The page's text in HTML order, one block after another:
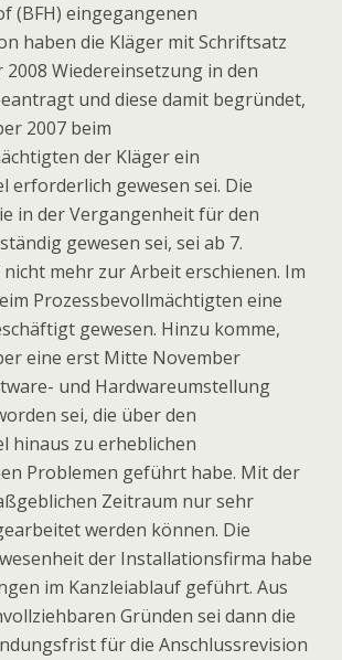
(BFH) eingegangenen
haben die Kläger mit Schriftsatz
2008 Wiedereinsetzung in den
und diese damit begründet,
2007 beim
der Kläger ein
erforderlich gewesen sei. Die
in der Vergangenheit für den
gewesen sei, sei ab 7.
nicht mehr zur Arbeit erschienen. Im
Prozessbevollmächtigten eine
gewesen. Hinzu komme,
eine erst Mitte November
und Hardwareumstellung
sei, die über den
hinaus zu erheblichen
Problemen geführt habe. Mit der
Zeitraum nur sehr
werden können. Die
der Installationsfirma habe
im Kanzleiablauf geführt. Aus
Gründen sei dann die
für die Anschlussrevision